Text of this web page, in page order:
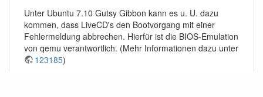
Unter Ubuntu 7.10 Gutsy Gibbon kann es u. U. dazu
kommen, dass LiveCD's den Bootvorgang mit einer
Fehlermeldung abbrechen. Hierfür ist die BIOS-Emulation
von qemu verantwortlich. (Mehr Informationen dazu unter
123185)